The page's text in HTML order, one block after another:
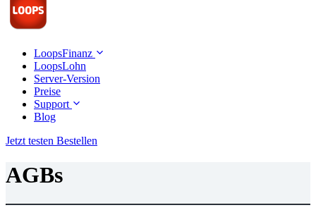
LoopsFinanz
LoopsLohn
Server-Version
Preise
Support
Blog
Jetzt testen Bestellen
AGBs